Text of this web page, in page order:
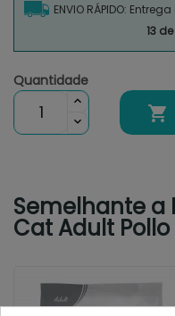
ENVIO RÁPIDO:
13
Quantidade

Semelhante a
Cat Adult Pollo